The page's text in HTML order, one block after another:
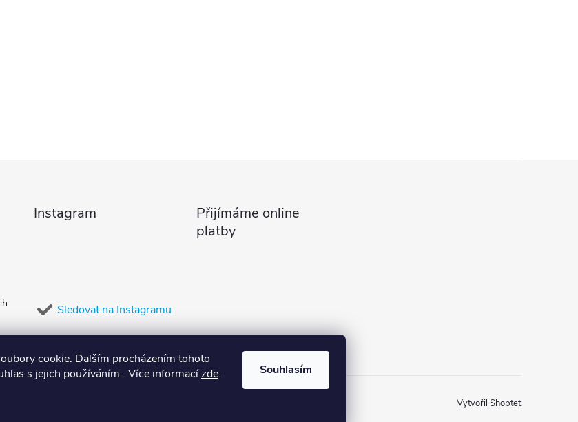
cookie. Dalším procházením tohoto
s jejich používáním.. Více informacízde. Souhlasím
Instagram
Sledovat na Instagramu
Přijímáme online
platby
Vytvořil Shoptet